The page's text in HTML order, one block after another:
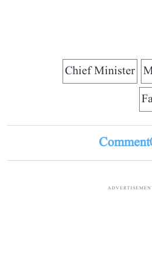
Chief Minister